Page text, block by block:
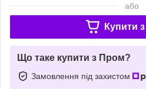
або
Купити з
Що таке купити з Пром?
Замовлення під захистом